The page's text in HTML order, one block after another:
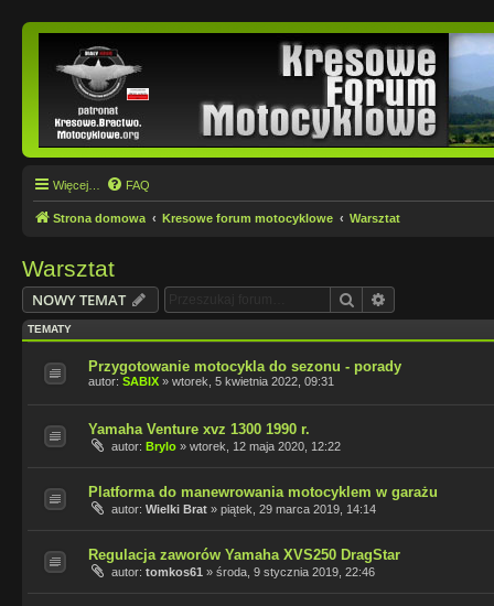
Więcej… FAQ
Strona domowa Kresowe forum motocyklowe Warsztat
Warsztat
NOWY TEMAT Szukaj
TEMATY
Przygotowanie motocykla do sezonu - porady
autor: SABIX » wtorek, 5 kwietnia 2022, 09:31
Yamaha Venture xvz 1300 1990 r.
autor: Brylo » wtorek, 12 maja 2020, 12:22
Platforma do manewrowania motocyklem w garażu
autor: Wielki Brat » piątek, 29 marca 2019, 14:14
Regulacja zaworów Yamaha XVS250 DragStar
autor: tomkos61 » środa, 9 stycznia 2019, 22:46